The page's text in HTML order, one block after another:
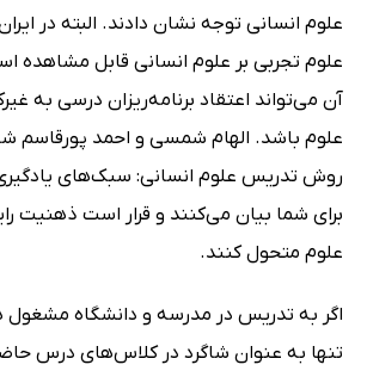
علوم انسانی توجه نشان دادند. البته در
علوم تجربی بر علوم انسانی قابل مشاهده
آن می‌تواند اعتقاد برنامه‌ریزان درسی به
علوم باشد. الهام شمسی و احمد پورقاسم
روش تدریس علوم انسانی: سبک‌های
برای شما بیان می‌کنند و قرار است ذهنیت
علوم متحول کنند.
اگر به تدریس در مدرسه و دانشگاه مشغول
تنها به عنوان شاگرد در کلاس‌های درس